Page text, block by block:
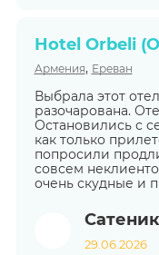
Hotel Orbeli
Армения, Ереван
Выбрала этот
разочарована.
Остановились с
как только
попросили
совсем
очень скудные и
Сатеник
29.06.2026